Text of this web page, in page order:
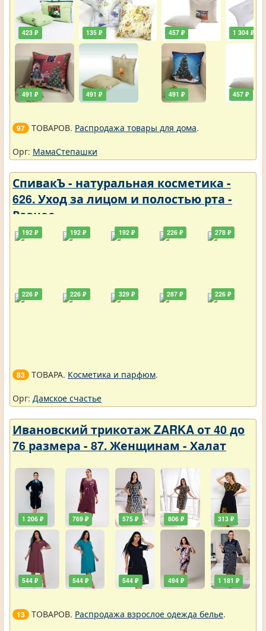
423 ₽
491 ₽
135 ₽
491 ₽
457 ₽
491 ₽
1 304 ₽
457 ₽
97 ТОВАРОВ. Распродажа товары для дома.
Орг: МамаСтепашки
СпивакЪ - натуральная косметика -
626. Уход за лицом и полостью рта -
Разное
192 ₽
226 ₽
192 ₽
226 ₽
192 ₽
329 ₽
226 ₽
287 ₽
278 ₽
226 ₽
83 ТОВАРА. Косметика и парфюм.
Орг: Дамское счастье
Ивановский трикотаж ZARKA от 40 до
76 размера - 87. Женщинам - Халат
1 206 ₽
544 ₽
769 ₽
544 ₽
575 ₽
544 ₽
806 ₽
494 ₽
313 ₽
1 181 ₽
13 ТОВАРОВ. Распродажа взрослое одежда белье.